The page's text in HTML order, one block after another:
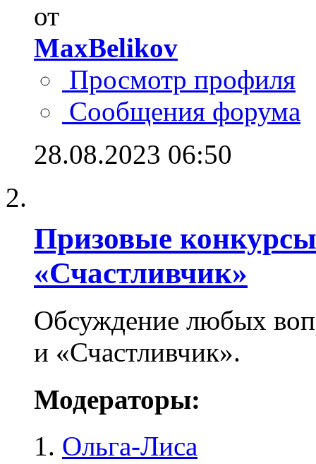
от
MaxBelikov
Просмотр профиля
Сообщения форума
28.08.2023 06:50
Призовые
«Счастливчик»
Обсуждение любых
и «Счастливчик».
Модераторы:
Ольга-Лиса